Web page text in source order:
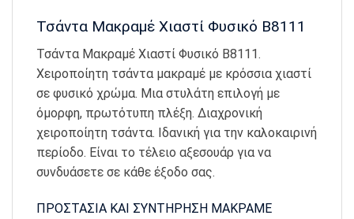
Τσάντα Μακραμέ Χιαστί Φυσικό Β8111
Τσάντα Μακραμέ Χιαστί Φυσικό Β8111.
Χειροποίητη τσάντα μακραμέ με κρόσσια χιαστί
σε φυσικό χρώμα. Μια στυλάτη επιλογή με
όμορφη, πρωτότυπη πλέξη. Διαχρονική
χειροποίητη τσάντα. Ιδανική για την καλοκαιρινή
περίοδο. Είναι το τέλειο αξεσουάρ για να
συνδυάσετε σε κάθε έξοδο σας.
ΠΡΟΣΤΑΣΙΑ ΚΑΙ ΣΥΝΤΗΡΗΣΗ ΜΑΚΡΑΜΕ